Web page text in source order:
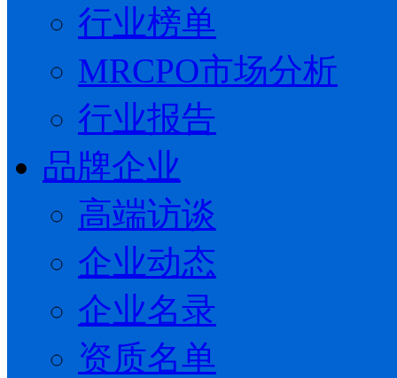
行业榜单
MRCPO市场分析
行业报告
品牌企业
高端访谈
企业动态
企业名录
资质名单